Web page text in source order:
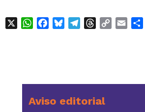
WhatsApp
FacebookBlueskyTelegramThreads
Copy Email
Aviso editorial